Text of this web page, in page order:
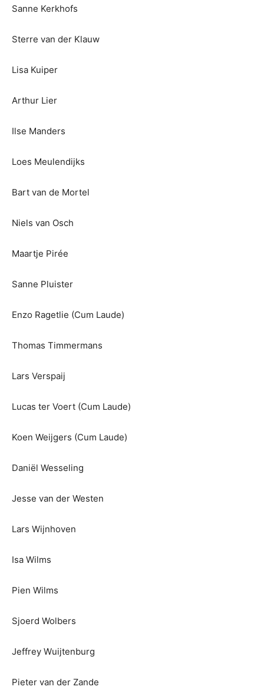
Sanne Kerkhofs
Sterre van der Klauw
Lisa Kuiper
Arthur Lier
Ilse Manders
Loes Meulendijks
Bart van de Mortel
Niels van Osch
Maartje Pirée
Sanne Pluister
Enzo Ragetlie (Cum Laude)
Thomas Timmermans
Lars Verspaij
Lucas ter Voert (Cum Laude)
Koen Weijgers (Cum Laude)
Daniël Wesseling
Jesse van der Westen
Lars Wijnhoven
Isa Wilms
Pien Wilms
Sjoerd Wolbers
Jeffrey Wuijtenburg
Pieter van der Zande